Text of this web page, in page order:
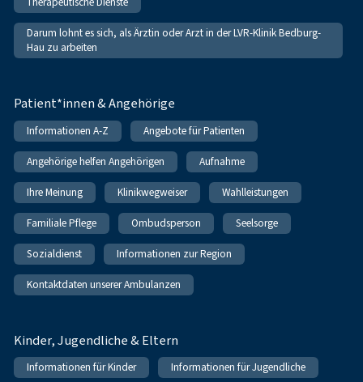
Darum lohnt es sich, als Ärztin oder Arzt in der LVR-Klinik Bedburg-
Hau zu arbeiten
Patient*innen & Angehörige
Informationen A-Z Angebote für Patienten
Angehörige helfen Angehörigen Aufnahme
Ihre Meinung Klinikwegweiser Wahlleistungen
Familiale Pflege Ombudsperson Seelsorge
Sozialdienst Informationen zur Region
Kontaktdaten unserer Ambulanzen
Kinder, Jugendliche & Eltern
Informationen für Kinder Informationen für Jugendliche